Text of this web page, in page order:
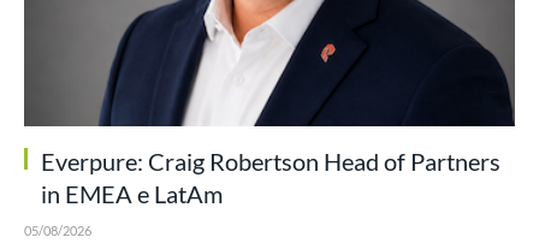
Everpure: Craig Robertson Head of Partners
in EMEA e LatAm
05/08/2026